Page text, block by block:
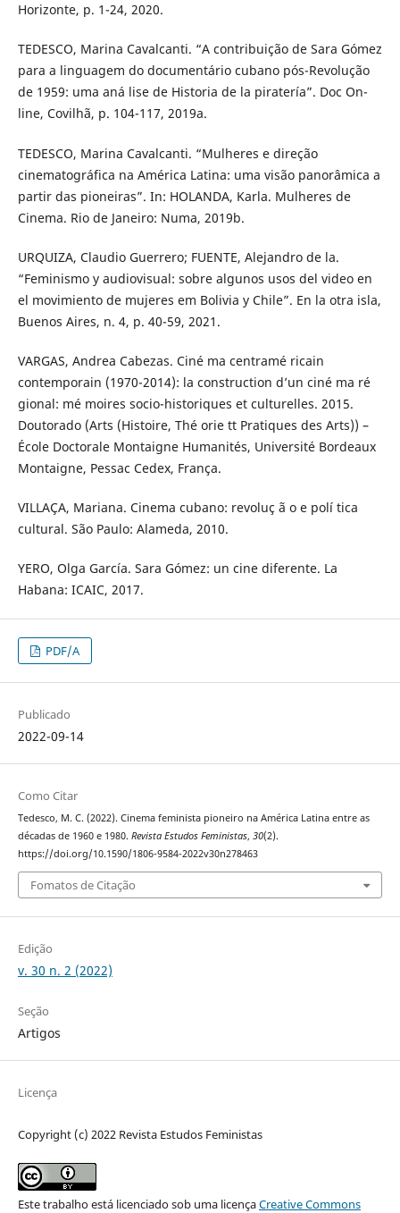
Horizonte, p. 1-24, 2020.
TEDESCO, Marina Cavalcanti. “A contribuição de Sara Gómez
para a linguagem do documentário cubano pós-Revolução
de 1959: uma aná lise de Historia de la piratería”. Doc On-
line, Covilhã, p. 104-117, 2019a.
TEDESCO, Marina Cavalcanti. “Mulheres e direção
cinematográfica na América Latina: uma visão panorâmica a
partir das pioneiras”. In: HOLANDA, Karla. Mulheres de
Cinema. Rio de Janeiro: Numa, 2019b.
URQUIZA, Claudio Guerrero; FUENTE, Alejandro de la.
“Feminismo y audiovisual: sobre algunos usos del video en
el movimiento de mujeres em Bolivia y Chile”. En la otra isla,
Buenos Aires, n. 4, p. 40-59, 2021.
VARGAS, Andrea Cabezas. Ciné ma centramé ricain
contemporain (1970-2014): la construction d’un ciné ma ré
gional: mé moires socio-historiques et culturelles. 2015.
Doutorado (Arts (Histoire, Thé orie tt Pratiques des Arts)) –
École Doctorale Montaigne Humanités, Université Bordeaux
Montaigne, Pessac Cedex, França.
VILLAÇA, Mariana. Cinema cubano: revoluç ã o e polí tica
cultural. São Paulo: Alameda, 2010.
YERO, Olga García. Sara Gómez: un cine diferente. La
Habana: ICAIC, 2017.
PDF/A
Publicado
2022-09-14
Como Citar
Tedesco, M. C. (2022). Cinema feminista pioneiro na América Latina entre as
décadas de 1960 e 1980. Revista Estudos Feministas, 30(2).
https://doi.org/10.1590/1806-9584-2022v30n278463
Fomatos de Citação
Edição
v. 30 n. 2 (2022)
Seção
Artigos
Licença
Copyright (c) 2022 Revista Estudos Feministas
Este trabalho está licenciado sob uma licençaCreative Commons